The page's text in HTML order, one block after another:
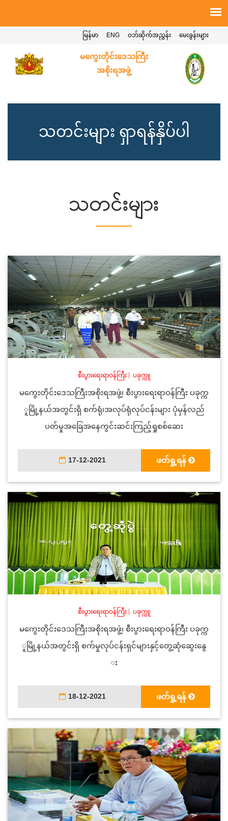
မေးခွန်းများ
ဝဘ်ဆိုက်အညွှန်း
ENG
မြန်မာ
မကွေးတိုင်းဒေသကြီး
အစိုးရအဖွဲ့
သတင်းများ ရှာရန်နှိပ်ပါ
သတင်းများ
စီးပွားရေးရာဝန်ကြီး| ပခုက္ကူ
မကွေးတိုင်းဒေသကြီးအစိုးရအဖွဲ့၊ စီးပွားရေးရာဝန်ကြီး ပခုက္က
ူမြို့နယ်အတွင်းရှိ စက်ရုံ၊အလုပ်ရုံလုပ်ငန်းများ ပုံမှန်လည်
ပတ်မှုအခြေအနေကွင်းဆင်းကြည့်ရှုစစ်ဆေး
17-12-2021 ဖတ်ရှု့ရန်
စီးပွားရေးရာဝန်ကြီး| ပခုက္ကူ
မကွေးတိုင်းဒေသကြီးအစိုးရအဖွဲ့၊ စီးပွားရေးရာဝန်ကြီး ပခုက္က
ူမြို့နယ်အတွင်းရှိ စက်မှုလုပ်ငန်းရှင်များနှင့်တွေ့ဆုံဆွေးနွေ
း
18-12-2021 ဖတ်ရှု့ရန်